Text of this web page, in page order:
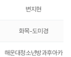
변지현
화목-도미경
해운대청소년방과후아카